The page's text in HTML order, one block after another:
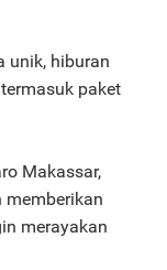
unik, hiburan
paket
Makassar,
memberikan
merayakan